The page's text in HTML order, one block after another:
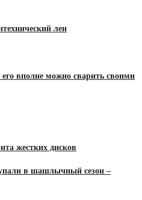
лен
вполне можно сварить своими
жестких дисков
в шашлычный сезон –